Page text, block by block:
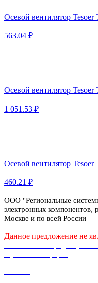
Осевой вентилятор
563.04 ₽
Осевой вентилятор
1 051.53 ₽
Осевой вентилятор
460.21 ₽
ООО "Региональные
электронных компонентов,
Москве и по всей России
Данное предложение не